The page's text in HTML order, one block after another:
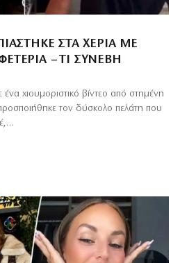
ΣΤΑ ΧΈΡΙΑ ΜΕ
– ΤΙ ΣΥΝΈΒΗ
χιουμοριστικό βίντεο από στημένη
τον δύσκολο πελάτη που